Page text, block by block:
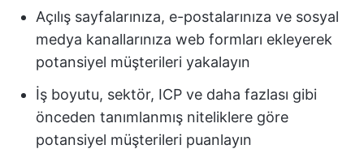
Açılış sayfalarınıza, e-postalarınıza ve sosyal
medya kanallarınıza web formları ekleyerek
potansiyel müşterileri yakalayın
İş boyutu, sektör, ICP ve daha fazlası gibi
önceden tanımlanmış niteliklere göre
potansiyel müşterileri puanlayın